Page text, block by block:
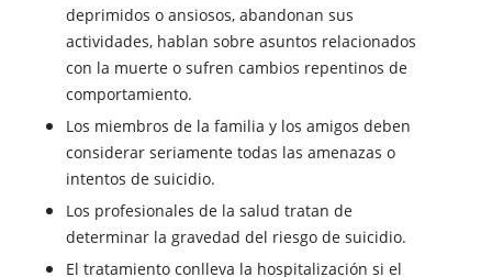
deprimidos o ansiosos, abandonan sus
actividades, hablan sobre asuntos relacionados
con la muerte o sufren cambios repentinos de
comportamiento.
Los miembros de la familia y los amigos deben
considerar seriamente todas las amenazas o
intentos de suicidio.
Los profesionales de la salud tratan de
determinar la gravedad del riesgo de suicidio.
El tratamiento conlleva la hospitalización si el